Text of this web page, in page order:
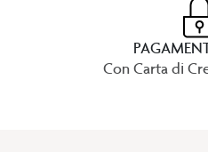
Con Carta di